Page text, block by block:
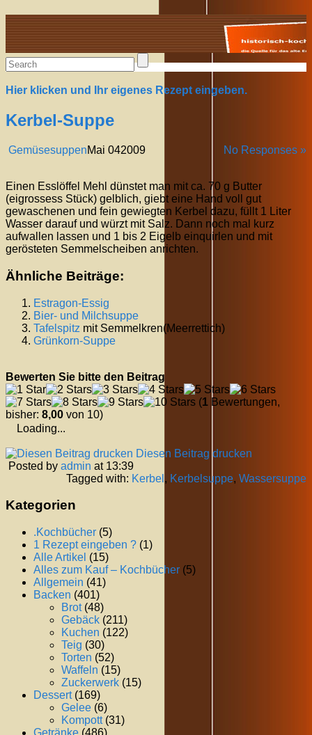
Alte Rezepte online
Hier klicken und Ihr eigenes Rezept eingeben.
Kerbel-Suppe
Gemüsesuppen No Responses »
Mai 042009
Einen Esslöffel Mehl dünstet man mit ca. 70 g Butter
(eigrossess Stück) gelblich, giebt eine Hand voll gut
gewaschenen und fein gewiegten Kerbel dazu, füllt 1 Liter
Wasser darauf und würzt mit Salz. Dann noch mal kurz
aufwallen lassen und 1 bis 2 Eigelb einquirlen und mit
gerösteten Semmelscheiben anrichten.
Ähnliche Beiträge:
Estragon-Essig
Bier- und Milchsuppe
Tafelspitz mit Semmelkren(Meerrettich)
Grünkorn-Suppe
Bewerten Sie bitte den Beitrag
(1 Bewertungen,
bisher: 8,00 von 10)
Loading...
Diesen Beitrag drucken
Posted by admin at 13:39
Tagged with: Kerbel , Kerbelsuppe, Wassersuppe
Kategorien
.Kochbücher (5)
1 Rezept eingeben ? (1)
Alle Artikel (15)
Alles zum Kauf – Kochbücher (5)
Allgemein (41)
Backen (401)
Brot(48)
Gebäck (211)
Kuchen (122)
Teig (30)
Torten (52)
Waffeln (15)
Zuckerwerk (15)
Dessert(169)
Gelee (6)
Kompott(31)